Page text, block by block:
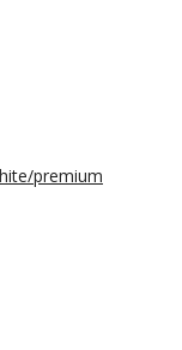
premium